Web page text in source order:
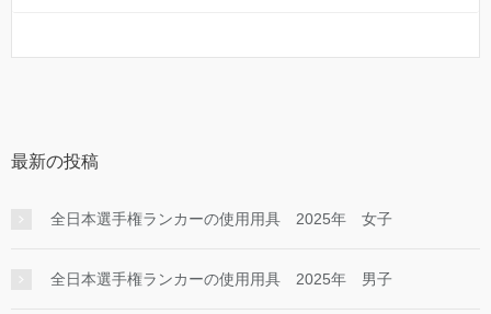
最新の投稿
全日本選手権ランカーの使用用具 2025年 女子
全日本選手権ランカーの使用用具 2025年 男子